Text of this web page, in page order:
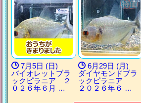
7月5日 (日)
バイオレットブラ
ックピラニア ２
０２６年６月 …
6月29日 (月)
ダイヤモンドブラ
ックピラニア
２０２６年６ …